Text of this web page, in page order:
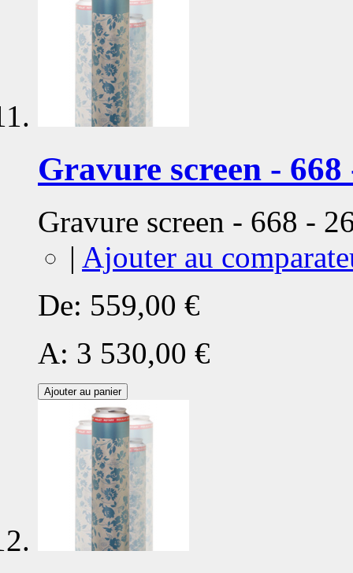
Gravure screen - 668
Gravure screen - 668 -
| Ajouter au
De: 559,00 €
A: 3 530,00 €
Ajouter au panier